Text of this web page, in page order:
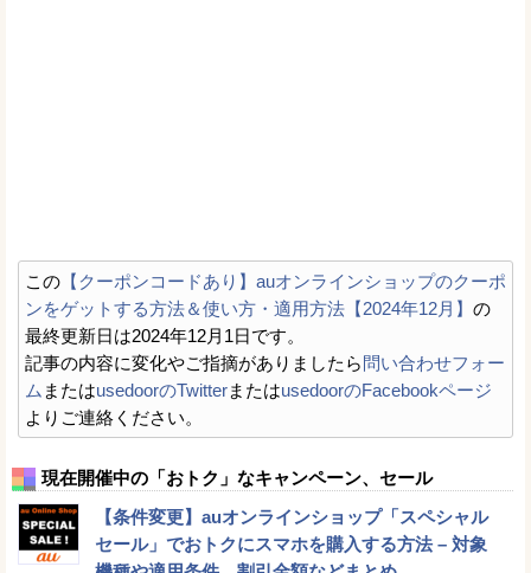
この 【クーポンコードあり】auオンラインショップのクーポ
ンをゲットする方法＆使い方・適用方法【2024年12月】 の
最終更新日は2024年12月1日です。
記事の内容に変化やご指摘がありましたら問い合わせフォー
ム またはusedoorのTwitterまたはusedoorのFacebookページ
よりご連絡ください。
現在開催中の「おトク」なキャンペーン、セール
【条件変更】auオンラインショップ「スペシャル
セール」でおトクにスマホを購入する方法 – 対象